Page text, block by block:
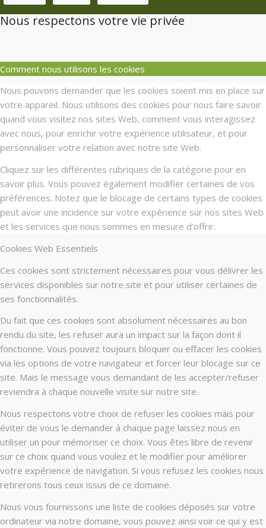
Nous respectons votre vie privée
Comment nous utilisons les cookies
Nous pouvons demander que les cookies soient mis en place sur
votre appareil. Nous utilisons des cookies pour nous faire savoir
quand vous visitez nos sites Web, comment vous interagissez
avec nous, pour enrichir votre expérience utilisateur, et pour
personnaliser votre relation avec notre site Web.
Cliquez sur les différentes rubriques de la catégorie pour en
savoir plus. Vous pouvez également modifier certaines de vos
préférences. Notez que le blocage de certains types de cookies
peut avoir une incidence sur votre expérience sur nos sites Web
et les services que nous sommes en mesure d’offrir.
Cookies Web Essentiels
Ces cookies sont strictement nécessaires pour vous délivrer les
services disponibles sur notre site et pour utiliser certaines de
ses fonctionnalités.
Du fait que ces cookies sont absolument nécessaires au bon
rendu du site, les refuser aura un impact sur la façon dont il
fonctionne. Vous pouvez toujours bloquer ou effacer les cookies
via les options de votre navigateur et forcer leur blocage sur ce
site. Mais le message vous demandant de les accepter/refuser
reviendra à chaque nouvelle visite sur notre site.
Nous respectons votre choix de refuser les cookies mais pour
éviter de vous le demander à chaque page laissez nous en
utiliser un pour mémoriser ce choix. Vous êtes libre de revenir
sur ce choix quand vous voulez et le modifier pour améliorer
votre expérience de navigation. Si vous refusez les cookies nous
retirerons tous ceux issus de ce domaine.
Nous vous fournissons une liste de cookies déposés sur votre
ordinateur via notre domaine, vous pouvez ainsi voir ce qui y est